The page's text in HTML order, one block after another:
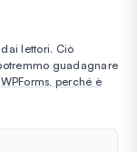
lettori. Ciò
guadagnare
perché è